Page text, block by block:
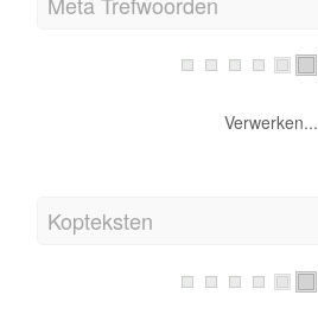
Verwerken...
Kopteksten